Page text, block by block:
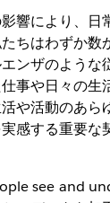
響により、日
ちはわずか数
ンザのような
事や日々の生
や活動のあら
感する重要な
see and